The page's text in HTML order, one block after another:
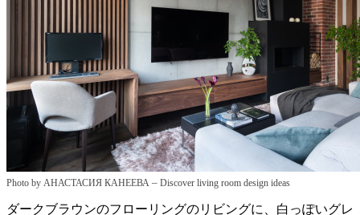
Photo by АНАСТАСИЯ КАНЕЕВА – Discover living room design ideas
ダークブラウンのフローリングのリビングに、白っぽいグレ